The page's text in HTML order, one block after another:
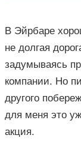
В Эйрбаре
не долгая
задумываясь
компании. Но
другого
для меня это
акция.